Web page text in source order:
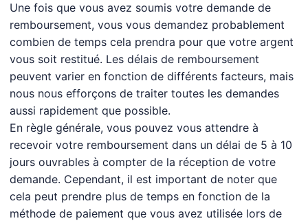
Une fois que vous avez soumis votre demande de
remboursement, vous vous demandez probablement
combien de temps cela prendra pour que votre argent
vous soit restitué. Les délais de remboursement
peuvent varier en fonction de différents facteurs, mais
nous nous efforçons de traiter toutes les demandes
aussi rapidement que possible.
En règle générale, vous pouvez vous attendre à
recevoir votre remboursement dans un délai de 5 à 10
jours ouvrables à compter de la réception de votre
demande. Cependant, il est important de noter que
cela peut prendre plus de temps en fonction de la
méthode de paiement que vous avez utilisée lors de